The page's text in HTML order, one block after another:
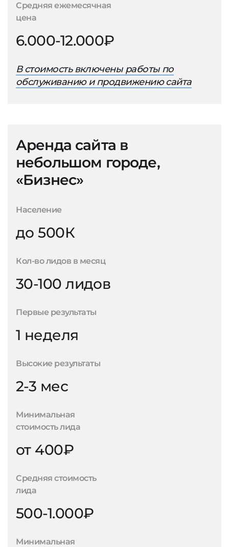
Средняя ежемесячная
цена
6.000-12.000₽
В стоимость включены работы по
обслуживанию и продвижению сайта
Аренда сайта в
небольшом городе,
«Бизнес»
Население
до 500К
Кол-во лидов в месяц
30-100 лидов
Первые результаты
1 неделя
Высокие результаты
2-3 мес
Минимальная
стоимость лида
от 400₽
Средняя стоимость
лида
500-1.000₽
Минимальная